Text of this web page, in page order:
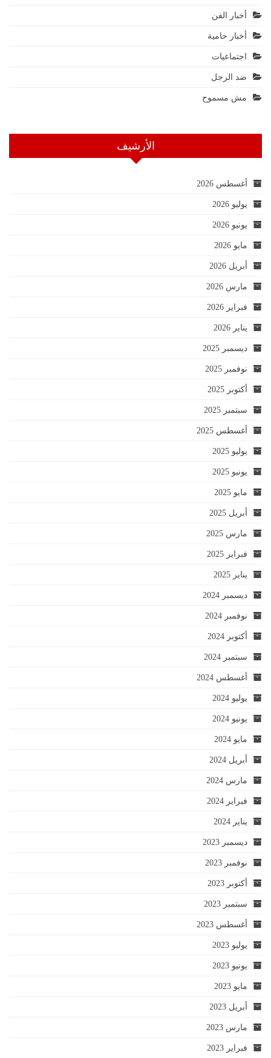
أخبار الفن
أخبار حامية
اجتماعيات
ضد الرجل
مش مسموح
الأرشيف
أغسطس 2026
يوليو 2026
يونيو 2026
مايو 2026
أبريل 2026
مارس 2026
فبراير 2026
يناير 2026
ديسمبر 2025
نوفمبر 2025
أكتوبر 2025
سبتمبر 2025
أغسطس 2025
يوليو 2025
يونيو 2025
مايو 2025
أبريل 2025
مارس 2025
فبراير 2025
يناير 2025
ديسمبر 2024
نوفمبر 2024
أكتوبر 2024
سبتمبر 2024
أغسطس 2024
يوليو 2024
يونيو 2024
مايو 2024
أبريل 2024
مارس 2024
فبراير 2024
يناير 2024
ديسمبر 2023
نوفمبر 2023
أكتوبر 2023
سبتمبر 2023
أغسطس 2023
يوليو 2023
يونيو 2023
مايو 2023
أبريل 2023
مارس 2023
فبراير 2023